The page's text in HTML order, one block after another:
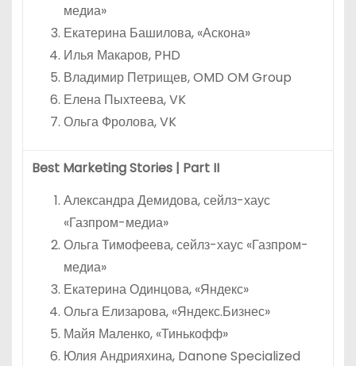
медиа»
Екатерина Башилова, «Аскона»
Илья Макаров, PHD
Владимир Петрищев, OMD OM Group
Елена Пыхтеева, VK
Ольга Фролова, VK
Best Marketing Stories | Part II
Александра Демидова, сейлз-хаус
«Газпром-медиа»
Ольга Тимофеева, сейлз-хаус «Газпром-
медиа»
Екатерина Одинцова, «Яндекс»
Ольга Елизарова, «Яндекс.Бизнес»
Майя Маленко, «Тинькофф»
Юлия Андрияхина, Danone Specialized